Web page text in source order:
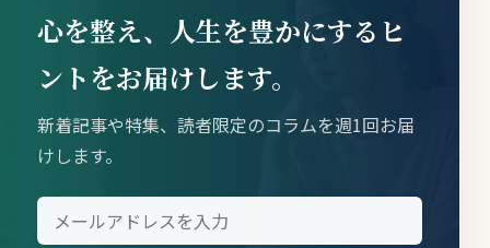
心を整え、人生を豊かにするヒ
ントをお届けします。
新着記事や特集、読者限定のコラムを週1回お届
けします。